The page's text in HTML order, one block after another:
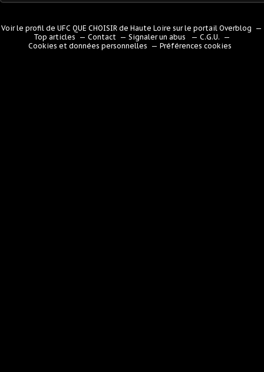
Voir le profil deUFC QUE CHOISIR de Haute Loire sur le portail Overblog
Top articles
Contact Signaler un abus
C.G.U.
Cookies et données personnelles
Préférences cookies